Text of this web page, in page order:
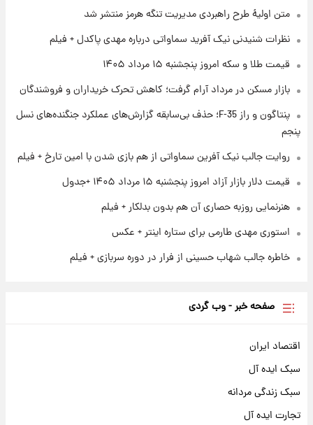
۱ روز پیش
سود مشارکت چند درصد است؟
متن اولیۀ طرح راهبردی مدیریت تنگه هرمز منتشر شد
نظرات شنیدنی نیک آفرید سماواتی درباره مهدی پاکدل + فیلم
قیمت طلا و سکه امروز پنجشنبه ۱۵ مرداد ۱۴۰۵
بازار مسکن در مرداد آرام گرفت؛ کاهش تحرک خریداران و فروشندگان
پنتاگون و راز F-35؛ حذف بی‌سابقه گزارش‌های عملکرد جنگنده‌های نسل
پنجم
روایت جالب نیک آفرین سماواتی از هم بازی شدن با امین تارخ + فیلم
قیمت دلار بازار آزاد امروز پنجشنبه ۱۵ مرداد ۱۴۰۵ +جدول
هنرنمایی روزبه حصاری آن هم بدون بدلکار + فیلم
استوری مهدی طارمی برای ستاره اینتر + عکس
خاطره جالب شهاب حسینی از فرار در دوره سربازی + فیلم
صفحه خبر - وب گردی
اقتصاد ایران
سبک ایده آل
سبک زندگی مردانه
تجارت ایده آل